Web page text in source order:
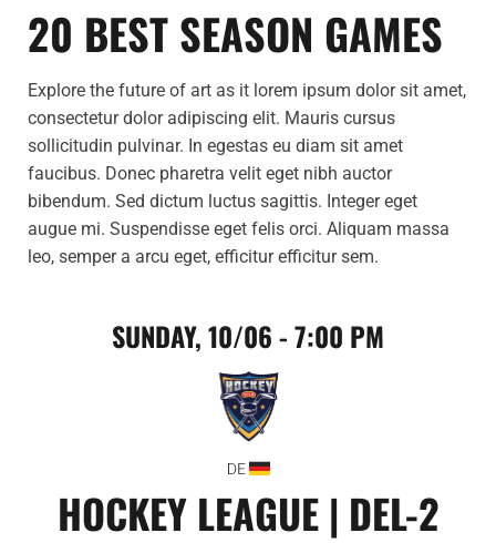
20 BEST SEASON GAMES
Explore the future of art as it lorem ipsum dolor sit amet,
consectetur dolor adipiscing elit. Mauris cursus
sollicitudin pulvinar. In egestas eu diam sit amet
faucibus. Donec pharetra velit eget nibh auctor
bibendum. Sed dictum luctus sagittis. Integer eget
augue mi. Suspendisse eget felis orci. Aliquam massa
leo, semper a arcu eget, efficitur efficitur sem.
SUNDAY, 10/06 - 7:00 PM
HOCKEY LEAGUE | DEL-2